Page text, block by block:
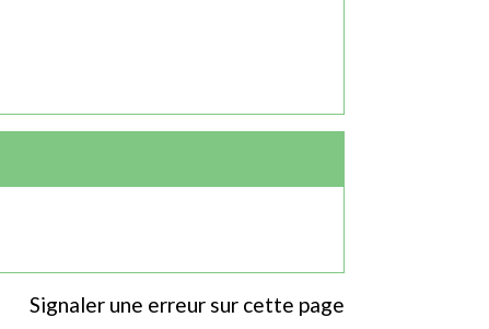
Signaler une erreur sur cette page